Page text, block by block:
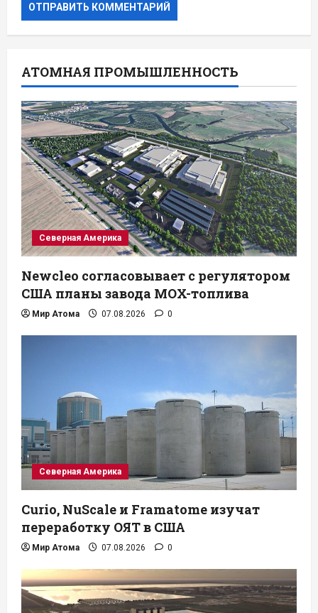
АТОМНАЯ ПРОМЫШЛЕННОСТЬ
Северная Америка
Newcleo согласовывает с регулятором
США планы завода MOX-топлива
Мир Атома 07.08.2026 0
Северная Америка
Curio, NuScale и Framatome изучат
переработку ОЯТ в США
Мир Атома 07.08.2026 0